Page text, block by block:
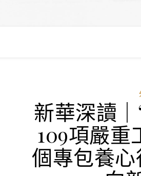
新華深讀
109項嚴重
個專包養